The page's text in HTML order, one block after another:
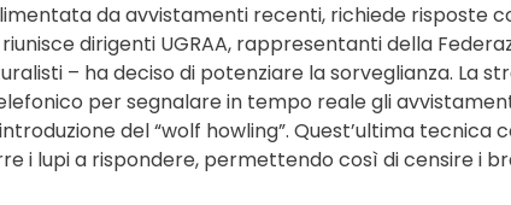
da avvistamenti recenti, richiede risposte
dirigenti UGRAA, rappresentanti della
– ha deciso di potenziare la sorveglianza. La
per segnalare in tempo reale gli
del “wolf howling”. Quest’ultima tecnica
i lupi a rispondere, permettendo così di censire i